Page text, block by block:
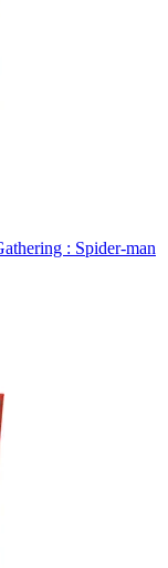
: Spider-man